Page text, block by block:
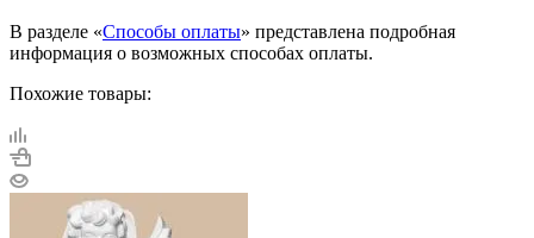
В разделе «Способы оплаты» представлена подробная
информация о возможных способах оплаты.
Похожие товары: